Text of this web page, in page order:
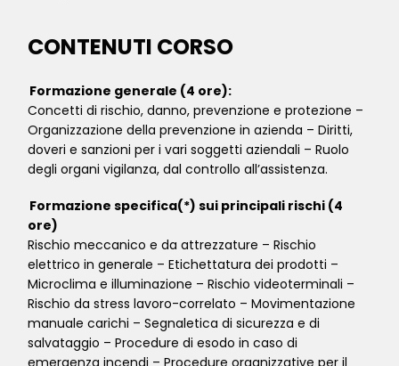
CONTENUTI CORSO
Formazione generale (4 ore):
Concetti di rischio, danno, prevenzione e protezione –
Organizzazione della prevenzione in azienda – Diritti,
doveri e sanzioni per i vari soggetti aziendali – Ruolo
degli organi vigilanza, dal controllo all’assistenza.
Formazione specifica(*) sui principali rischi (4
ore)
Rischio meccanico e da attrezzature – Rischio
elettrico in generale – Etichettatura dei prodotti –
Microclima e illuminazione – Rischio videoterminali –
Rischio da stress lavoro-correlato – Movimentazione
manuale carichi – Segnaletica di sicurezza e di
salvataggio – Procedure di esodo in caso di
emergenza incendi – Procedure organizzative per il